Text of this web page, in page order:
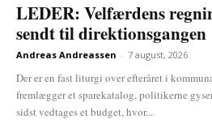
LEDER: Velfærdens
sendt til direktionsgangen
Andreas Andreassen - 7 august, 2026
Der er en fast liturgi over efteråret i
fremlægger et sparekatalog, politikerne
sidst vedtages et budget, hvor...